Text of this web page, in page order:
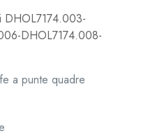
DHOL7174.003-
DHOL7174.008-
a punte quadre